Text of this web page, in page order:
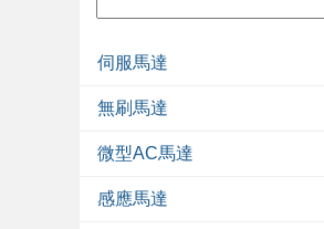
伺服馬達
無刷馬達
微型AC馬達
感應馬達